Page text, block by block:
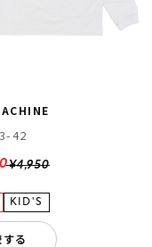
42
¥4,950
する